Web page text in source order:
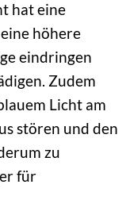
hat eine
höhere
eindringen
Zudem
Licht am
stören und den
zu
für